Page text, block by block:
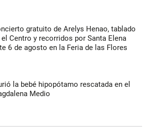
gratuito de Arelys Henao, tablado
el Centro y recorridos por Santa Elena
6 de agosto en la Feria de las Flores
la bebé hipopótamo rescatada en el
Medio